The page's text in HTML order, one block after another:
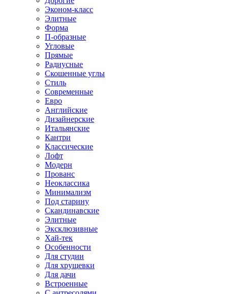
Эконом-класс
Элитные
Форма
П-образные
Угловые
Прямые
Радиусные
Скошенные углы
Стиль
Современные
Евро
Английские
Дизайнерские
Итальянские
Кантри
Классические
Лофт
Модерн
Прованс
Неоклассика
Минимализм
Под старину
Скандинавские
Элитные
Эксклюзивные
Хай-тек
Особенности
Для студии
Для хрущевки
Для дачи
Встроенные